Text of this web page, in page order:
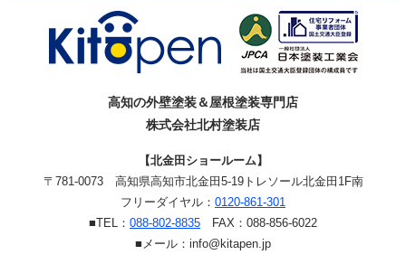
高知の外壁塗装＆屋根塗装専門店
株式会社北村塗装店
【北金田ショールーム】
〒781-0073 高知県高知市北金田5-19トレソール北金田1F南
フリーダイヤル： 0120-861-301
■TEL： 088-802-8835 FAX：088-856-6022
■メール：info@kitapen.jp